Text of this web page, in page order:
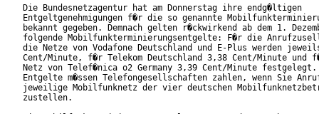
Die Bundesnetzagentur hat am Donnerstag ihre endg�ltigen
Entgeltgenehmigungen f�r die so genannte
bekannt gegeben. Demnach gelten r�ckwirkend ab dem 1.
folgende Mobilfunkterminierungsentgelte: F�r die
die Netze von Vodafone Deutschland und E-Plus werden
Cent/Minute, f�r Telekom Deutschland 3,38 Cent/Minute und
Netz von Telef�nica o2 Germany 3,39 Cent/Minute festgelegt.
Entgelte m�ssen Telefongesellschaften zahlen, wenn Sie
jeweilige Mobilfunknetz der vier deutschen
zustellen.